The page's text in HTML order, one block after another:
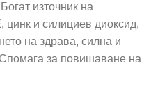
източник на
цинк и силициев диоксид,
на здрава, силна и
за повишаване на